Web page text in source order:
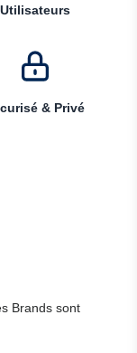
Utilisateurs
& Privé
Brands sont